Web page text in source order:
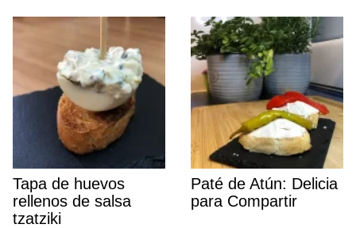
Tapa de huevos
rellenos de salsa
tzatziki
Paté de Atún: Delicia
para Compartir